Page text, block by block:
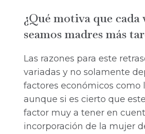
¿Qué motiva que cada
seamos madres más
Las razones para este
variadas y no solamente
factores económicos como
aunque si es cierto que
factor muy a tener en
incorporación de la mujer